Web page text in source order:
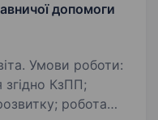
допомоги
згідно КзПП;
робота